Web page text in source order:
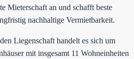
Mieterschaft an und schafft beste
nachhaltige Vermietbarkeit.
Liegenschaft handelt es sich um
mit insgesamt 11 Wohneinheiten